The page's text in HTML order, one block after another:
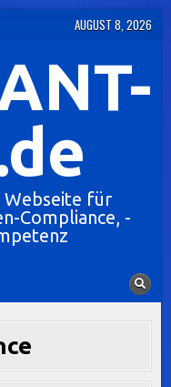
AUGUST 8, 2026
Webseite für
Compliance, -